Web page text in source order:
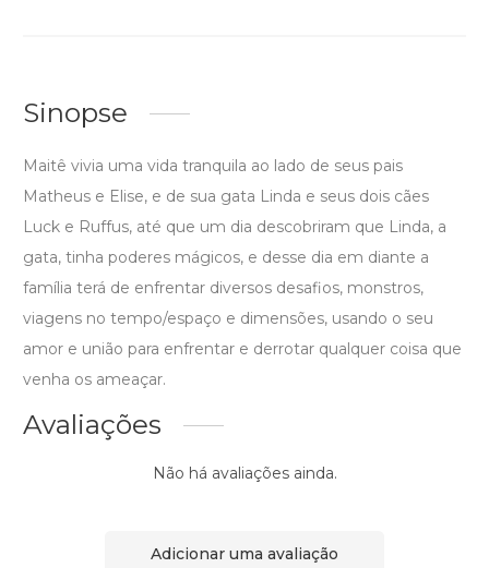
Sinopse
Maitê vivia uma vida tranquila ao lado de seus pais
Matheus e Elise, e de sua gata Linda e seus dois cães
Luck e Ruffus, até que um dia descobriram que Linda, a
gata, tinha poderes mágicos, e desse dia em diante a
família terá de enfrentar diversos desafios, monstros,
viagens no tempo/espaço e dimensões, usando o seu
amor e união para enfrentar e derrotar qualquer coisa que
venha os ameaçar.
Avaliações
Não há avaliações ainda.
Adicionar uma avaliação